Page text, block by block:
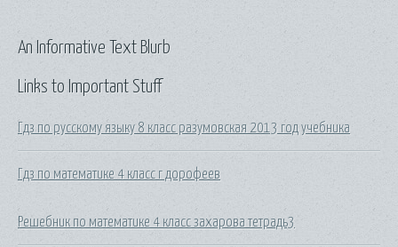
Links to Important Stuff
Гдз по русскому языку 8 класс разумовская 2013 год учебника
Гдз по математике 4 класс г дорофеев
Решебник по математике 4 класс захарова тетрадь3
An Informative Text Blurb